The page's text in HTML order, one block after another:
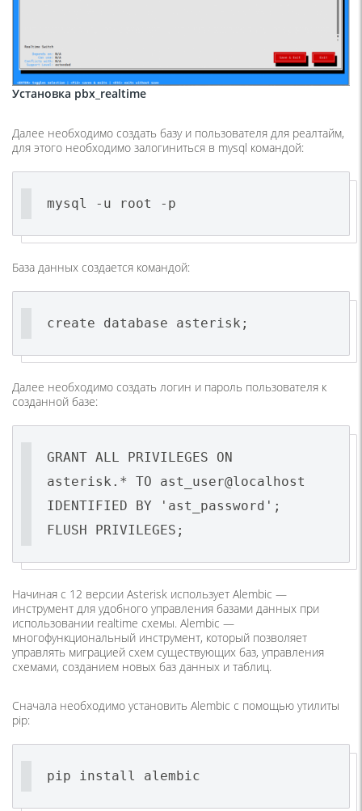
Установка pbx_realtime
Далее необходимо создать базу и пользователя для реалтайм,
для этого необходимо залогиниться в mysql командой:
mysql -u root -p
База данных создается командой:
create database asterisk;
Далее необходимо создать логин и пароль пользователя к
созданной базе:
GRANT ALL PRIVILEGES ON
asterisk.* TO ast_user@localhost
IDENTIFIED BY 'ast_password';
FLUSH PRIVILEGES;
Начиная с 12 версии Asterisk использует Alembic —
инструмент для удобного управления базами данных при
использовании realtime схемы. Alembic —
многофункциональный инструмент, который позволяет
управлять миграцией схем существующих баз, управления
схемами, созданием новых баз данных и таблиц.
Сначала необходимо установить Alembic с помощью утилиты
pip:
pip install alembic